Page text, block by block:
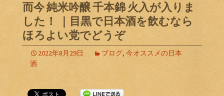
而今 純米吟醸 千本錦 火入が入りま
した！ ｜目黒で日本酒を飲むなら
ほろよい党でどうぞ
2022年8月29日 ブログ, 今オススメの日本
酒